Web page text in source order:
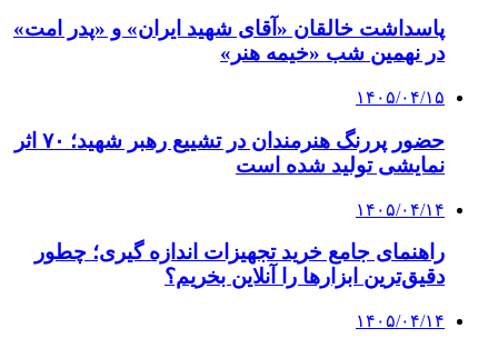
پاسداشت خالقان «آقای شهید ایران» و «پدر امت»
در نهمین شب «خیمه هنر»
۱۴۰۵/۰۴/۱۵
حضور پررنگ هنرمندان در تشییع رهبر شهید؛ ۷۰ اثر
نمایشی تولید شده است
۱۴۰۵/۰۴/۱۴
راهنمای جامع خرید تجهیزات اندازه گیری؛ چطور
دقیق‌ترین ابزارها را آنلاین بخریم؟
۱۴۰۵/۰۴/۱۴